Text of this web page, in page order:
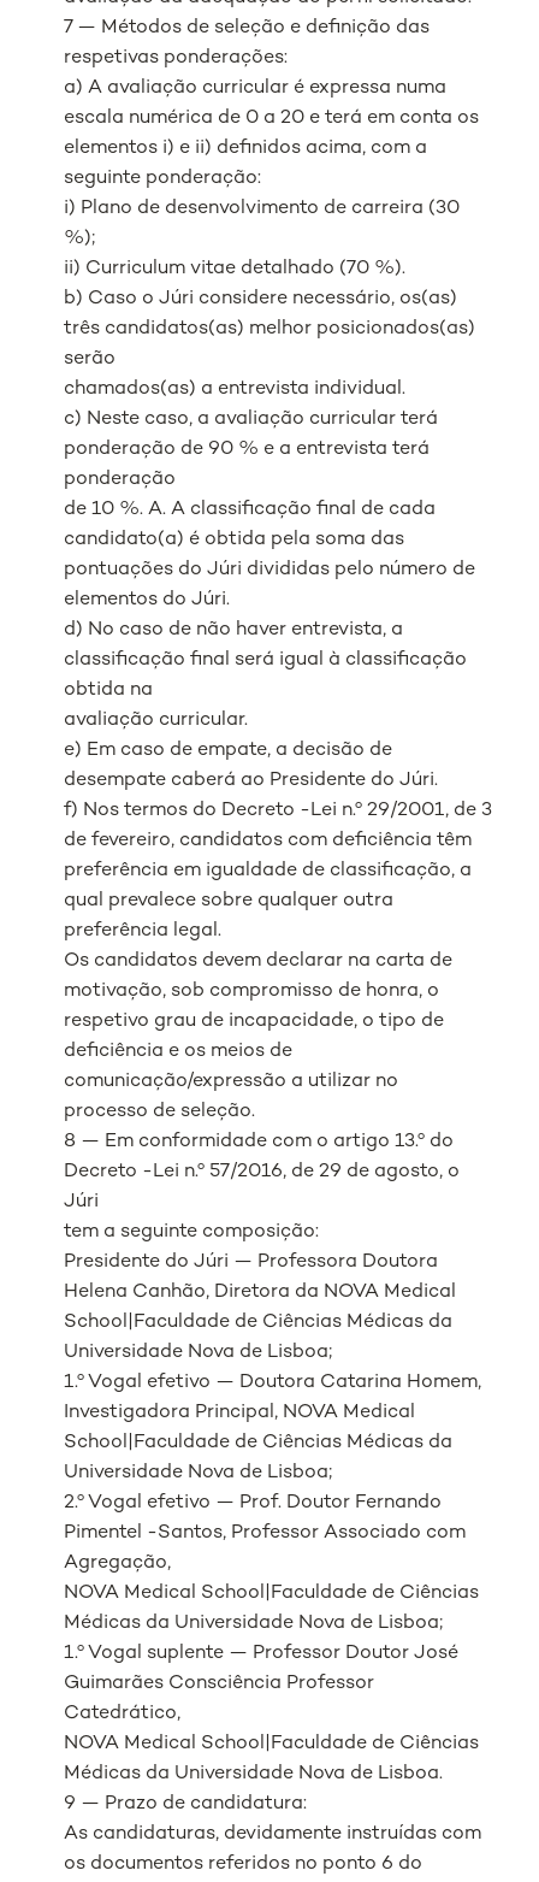
7 — Métodos de seleção e definição das
respetivas ponderações:
a) A avaliação curricular é expressa numa
escala numérica de 0 a 20 e terá em conta os
elementos i) e ii) definidos acima, com a
seguinte ponderação:
i) Plano de desenvolvimento de carreira (30
%);
ii) Curriculum vitae detalhado (70 %).
b) Caso o Júri considere necessário, os(as)
três candidatos(as) melhor posicionados(as)
serão
chamados(as) a entrevista individual.
c) Neste caso, a avaliação curricular terá
ponderação de 90 % e a entrevista terá
ponderação
de 10 %. A. A classificação final de cada
candidato(a) é obtida pela soma das
pontuações do Júri divididas pelo número de
elementos do Júri.
d) No caso de não haver entrevista, a
classificação final será igual à classificação
obtida na
avaliação curricular.
e) Em caso de empate, a decisão de
desempate caberá ao Presidente do Júri.
f) Nos termos do Decreto -Lei n.º 29/2001, de 3
de fevereiro, candidatos com deficiência têm
preferência em igualdade de classificação, a
qual prevalece sobre qualquer outra
preferência legal.
Os candidatos devem declarar na carta de
motivação, sob compromisso de honra, o
respetivo grau de incapacidade, o tipo de
deficiência e os meios de
comunicação/expressão a utilizar no
processo de seleção.
8 — Em conformidade com o artigo 13.º do
Decreto -Lei n.º 57/2016, de 29 de agosto, o
Júri
tem a seguinte composição:
Presidente do Júri — Professora Doutora
Helena Canhão, Diretora da NOVA Medical
School|Faculdade de Ciências Médicas da
Universidade Nova de Lisboa;
1.º Vogal efetivo — Doutora Catarina Homem,
Investigadora Principal, NOVA Medical
School|Faculdade de Ciências Médicas da
Universidade Nova de Lisboa;
2.º Vogal efetivo — Prof. Doutor Fernando
Pimentel -Santos, Professor Associado com
Agregação,
NOVA Medical School|Faculdade de Ciências
Médicas da Universidade Nova de Lisboa;
1.º Vogal suplente — Professor Doutor José
Guimarães Consciência Professor
Catedrático,
NOVA Medical School|Faculdade de Ciências
Médicas da Universidade Nova de Lisboa.
9 — Prazo de candidatura:
As candidaturas, devidamente instruídas com
os documentos referidos no ponto 6 do